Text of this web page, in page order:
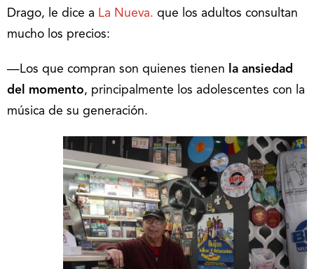
Drago, le dice a La Nueva. que los adultos consultan
mucho los precios:
—Los que compran son quienes tienen
la ansiedad
del momento, principalmente los adolescentes con la
música de su generación.